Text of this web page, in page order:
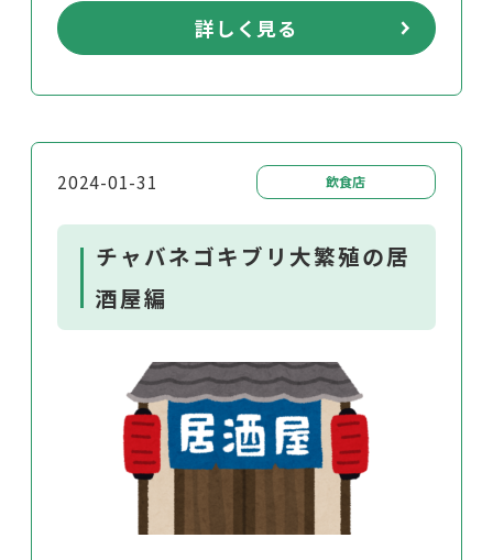
詳しく見る
2024-01-31 飲食店
チャバネゴキブリ大繁殖の居
酒屋編